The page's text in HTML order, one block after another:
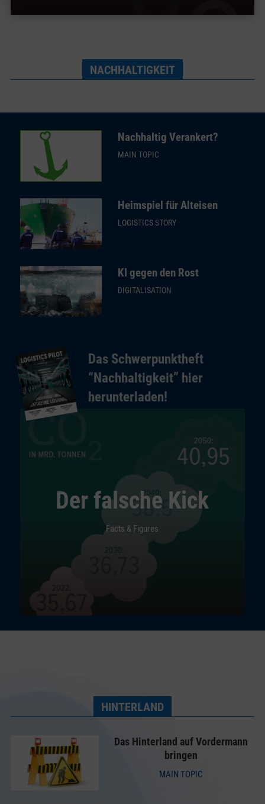
NACHHALTIGKEIT
Nachhaltig Verankert?
MAIN TOPIC
Heimspiel für Alteisen
LOGISTICS STORY
KI gegen den Rost
DIGITALISATION
Das Schwerpunktheft
“Nachhaltigkeit” hier
herunterladen!
Der falsche Kick
Facts & Figures
HINTERLAND
Das Hinterland auf Vordermann
bringen
MAIN TOPIC